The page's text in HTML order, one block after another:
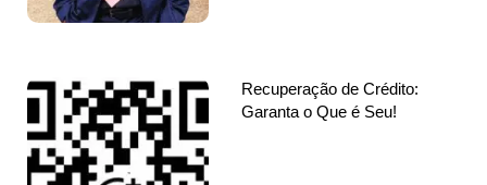
Recuperação de Crédito:
Garanta o Que é Seu!